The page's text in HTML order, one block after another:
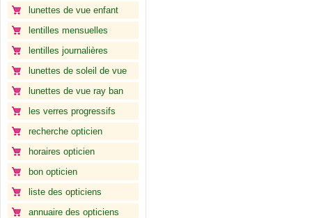
lunettes de vue enfant
lentilles mensuelles
lentilles journalières
lunettes de soleil de vue
lunettes de vue ray ban
les verres progressifs
recherche opticien
horaires opticien
bon opticien
liste des opticiens
annuaire des opticiens